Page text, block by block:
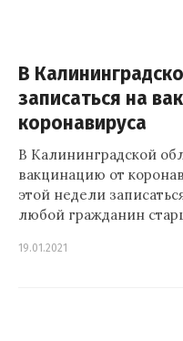
В
записаться на
коронавируса
В Калининградской
вакцинацию от
этой недели
любой гражданин
19.01.2021